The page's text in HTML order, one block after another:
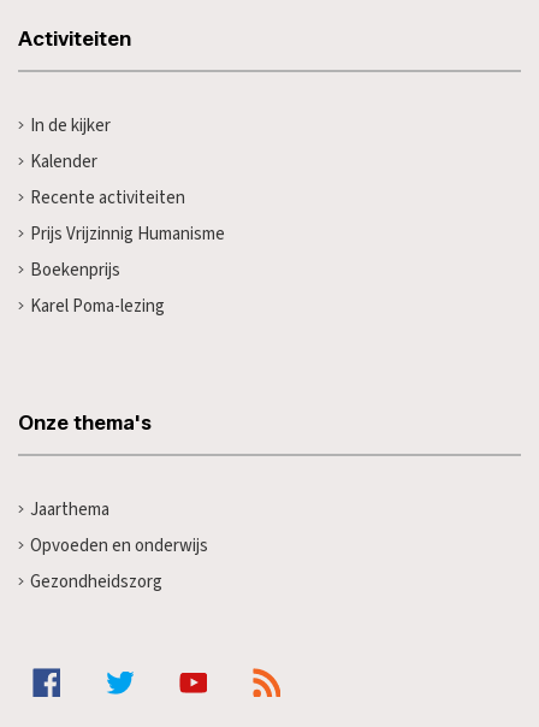
Activiteiten
In de kijker
Kalender
Recente activiteiten
Prijs Vrijzinnig Humanisme
Boekenprijs
Karel Poma-lezing
Onze thema's
Jaarthema
Opvoeden en onderwijs
Gezondheidszorg